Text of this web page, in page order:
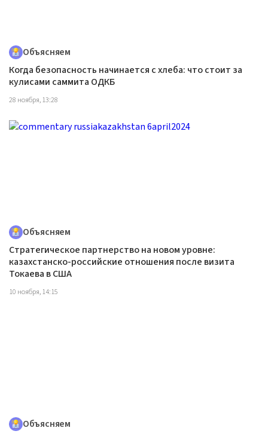
Объясняем
Когда безопасность начинается с хлеба: что стоит за
кулисами саммита ОДКБ
28 ноября, 13:28
Объясняем
Стратегическое партнерство на новом уровне:
казахстанско-российские отношения после визита
Токаева в США
10 ноября, 14:15
Объясняем